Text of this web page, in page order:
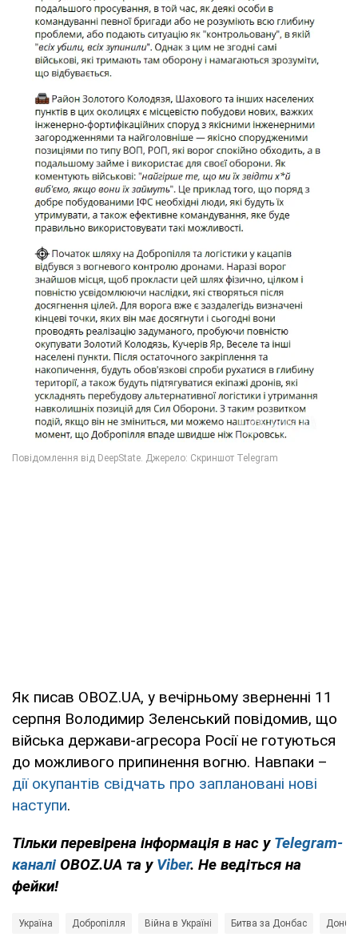
Як писав OBOZ.UA, у вечірньому зверненні 11
серпня Володимир Зеленський повідомив, що
війська держави-агресора Росії не готуються
до можливого припинення вогню. Навпаки –
дії окупантів свідчать про заплановані нові
наступи.
Тільки перевірена інформація в нас у Telegram-
каналі OBOZ.UA та у Viber. Не ведіться на
фейки!
Україна Добропілля Війна в Україні Битва за Донбас